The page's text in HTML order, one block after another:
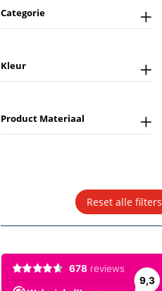
Categorie
Kleur
Product Materiaal
Reset alle filters